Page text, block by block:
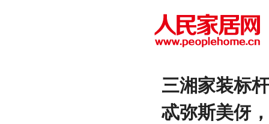
三湘家装标
忒弥斯美伢